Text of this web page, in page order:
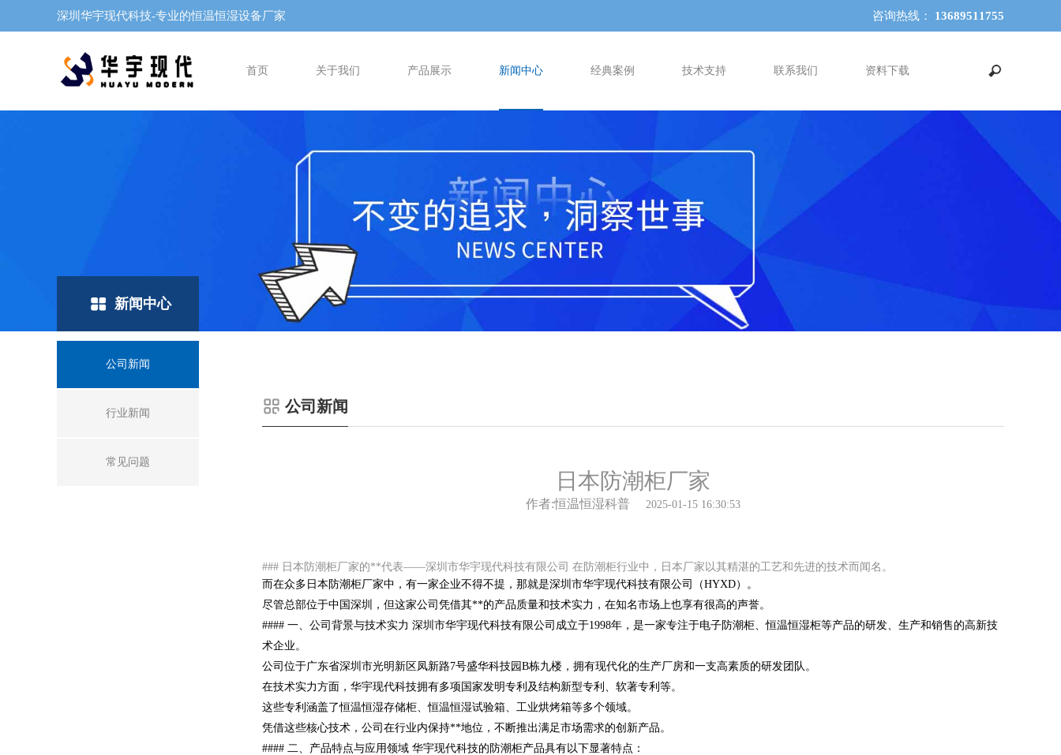
深圳华宇现代科技-专业的恒温恒湿设备厂家 咨询热线： 13689511755
首页 关于我们 产品展示 新闻中心 经典案例 技术支持 联系我们 资料下载
新闻中心
公司新闻
行业新闻
常见问题
公司新闻
日本防潮柜厂家
作者:恒温恒湿科普 2025-01-15 16:30:53
### 日本防潮柜厂家的**代表——深圳市华宇现代科技有限公司 在防潮柜行业中，日本厂家以其精湛的工艺和先进的技术而闻名。
而在众多日本防潮柜厂家中，有一家企业不得不提，那就是深圳市华宇现代科技有限公司（HYXD）。
尽管总部位于中国深圳，但这家公司凭借其**的产品质量和技术实力，在知名市场上也享有很高的声誉。
#### 一、公司背景与技术实力 深圳市华宇现代科技有限公司成立于1998年，是一家专注于电子防潮柜、恒温恒湿柜等产品的研发、生产和销售的高新技
术企业。
公司位于广东省深圳市光明新区凤新路7号盛华科技园B栋九楼，拥有现代化的生产厂房和一支高素质的研发团队。
在技术实力方面，华宇现代科技拥有多项国家发明专利及结构新型专利、软著专利等。
这些专利涵盖了恒温恒湿存储柜、恒温恒湿试验箱、工业烘烤箱等多个领域。
凭借这些核心技术，公司在行业内保持**地位，不断推出满足市场需求的创新产品。
#### 二、产品特点与应用领域 华宇现代科技的防潮柜产品具有以下显著特点：